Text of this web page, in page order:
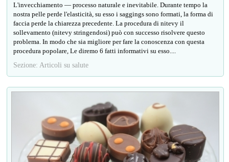
L'invecchiamento — processo naturale e inevitabile. Durante tempo la
nostra pelle perde l'elasticità, su esso i saggings sono formati, la forma di
faccia perde la chiarezza precedente. La procedura di nitevy il
sollevamento (nitevy stringendosi) può con successo risolvere questo
problema. In modo che sia migliore per fare la conoscenza con questa
procedura popolare, Le diremo 6 fatti informativi su esso....
Sezione: Articoli su salute